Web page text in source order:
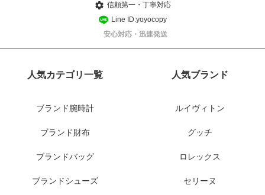
信頼第一・丁寧対応
Line ID:yoyocopy
安心対応・迅速発送
人気カテゴリ一覧
ブランド腕時計
ブランド財布
ブランドバッグ
ブランドシューズ
人気ブランド
ルイヴィトン
グッチ
ロレックス
セリーヌ